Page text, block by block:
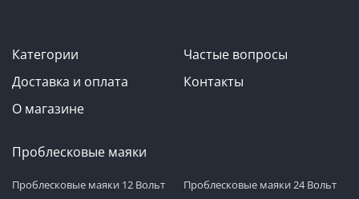
Категории
Частые вопросы
Доставка и оплата
Контакты
О магазине
Проблесковые маяки
Проблесковые маяки 12 Вольт
Проблесковые маяки 24 Вольт